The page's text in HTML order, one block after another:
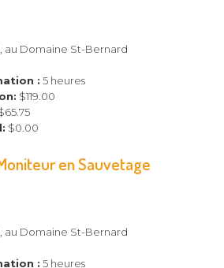
au Domaine St-Bernard
: 5 heures
$119.00
$0.00
en Sauvetage
au Domaine St-Bernard
: 5 heures